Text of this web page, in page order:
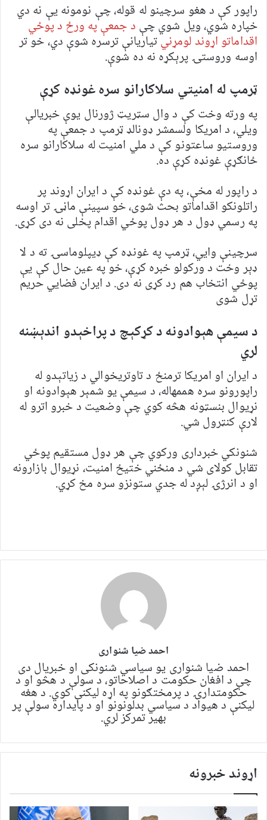
راپور کې د هغو سرچینو له قوله، چې نومونه یې نه دي
خپاره شوي، ویل شوي چې د جمعې په ورځ د پوځي
اقداماتو اړوند لومړنيتیاریانې ترسره شوې دي، خو تر
اوسه وروستۍ پرېکړه نه ده شوې.
ټرمپ له امنیتي سلاکارانو سره غونډه کړې
په ورته وخت کې د وال سټریټ ژورنال یوې خبریالې
ویلي، د امریکا ولسمشر ډونالډ ټرمپ د جمعې په
وروستیو ساعتونو کې د ملي امنیت له سلاکارانو سره
ځانګړې غونډه کړې ده.
د راپور له مخې، په دې غونډه کې د ایران اړوند پر
راتلونکو اقداماتو بحث شوی، خو سپینې ماڼۍ تر اوسه
په رسمي ډول د هر ډول پوځي اقدام پخلی نه دی کړی.
سرچینې وایي، ټرمپ په غونډه کې ډیپلوماسۍ ته د لا
ډېر وخت د ورکولو خبره کړې، خو په عین حال کې یې
پوځي انتخاب هم رد کړی نه دی. د ایران فضايي حریم
تړل شوی
د سیمې هېوادونه د کړکېچ د پراخېدو اندېښنه
لري
د ایران او امریکا ترمنځ د تاوتریخوالي د زیاتېدو له
راپورونو سره هممهاله، د سیمې یو شمېر هېوادونه او
نړیوال بنسټونه هڅه کوي چې وضعیت د خبرو اترو له
لارې کنټرول شي.
شنونکي خبرداری ورکوي چې هر ډول مستقیم پوځي
تقابل کولای شي د منځني ختیځ امنیت، نړیوال بازارونه
او د انرژۍ لېږد له جدي ستونزو سره مخ کړي.
احمد ضیا شنواری
احمد ضیا شنواری یو سياسي شنونکی او خبریال دی
چې د افغان حکومت د اصلاحاتو، د سولې د هڅو او د
حکومتدارۍ د پرمختګونو په اړه لیکنې کوي. د هغه
لیکنې د هیواد د سیاسي بدلونونو او د پایداره سولې پر
بهیر تمرکز لري.
اړوند خبرونه